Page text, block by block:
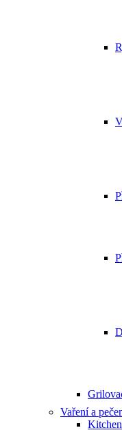
Vaření a